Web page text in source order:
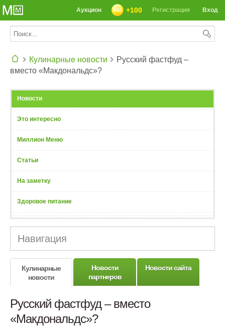
Вход
Регистрация
+100
Аукцион
Кулинарные новости
Русский фастфуд –
вместо «Макдональдс»?
Новости
Это интересно
Миллион Меню
Статьи
На заметку
Здоровое питание
Навигация
Кулинарные
новости
Новости
партнеров
Новости сайта
Русский фастфуд – вместо
«Макдональдс»?